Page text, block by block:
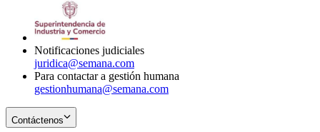
Notificaciones judiciales
juridica@semana.com
Para contactar a gestión humana
gestionhumana@semana.com
Contáctenos